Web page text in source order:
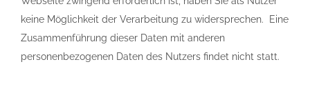
keine Möglichkeit der Verarbeitung zu widersprechen. Eine
Zusammenführung dieser Daten mit anderen
personenbezogenen Daten des Nutzers findet nicht statt.